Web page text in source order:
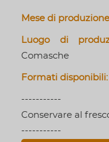
Mese di
Luogo di
Comasche
Formati disponibili:
-----------
Conservare al
-----------